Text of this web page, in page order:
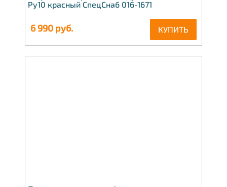
Ру10 красный СпецСнаб 016-1671
6 990 руб. КУПИТЬ